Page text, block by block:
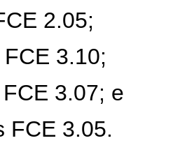
2.05;
3.10;
3.07; e
FCE 3.05.